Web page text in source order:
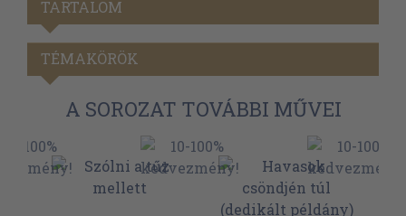
TARTALOM
TÉMAKÖRÖK
A SOROZAT TOVÁBBI MŰVEI